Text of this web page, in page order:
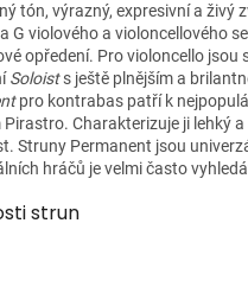
tón, výrazný, expresivní a živý
G violového a violoncellového
opředení. Pro violoncello jsou
Soloists ještě plnějším a
pro kontrabas patří k
Charakterizuje ji lehký
Struny Permanent jsou
hráčů je velmi často
strun